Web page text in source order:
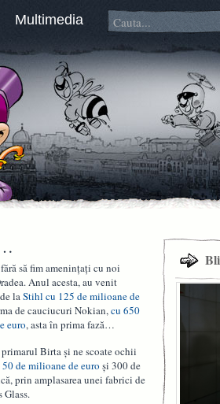
Multimedia
să fim amenințați cu noi
Anul acesta, au venit
laStihl cu 125 de milioane de
de cauciucuri Nokian,cu 650
euro, asta în prima fază…
Birta și ne scoate ochii
50 de milioane de euro și 300 de
prin amplasarea unei fabrici de
Glass.